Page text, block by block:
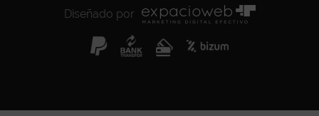
Diseñado por